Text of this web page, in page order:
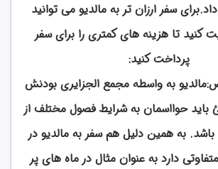
سفر ارزان تر به مالدیو می توانید
کنید تا هزینه های کمتری را برای سفر
پرداخت کنید:
به واسطه مجمع الجزایری بودنش
حوااسمان به شرایط فصول مختلف از
به همین دلیل هم سفر به مالدیو در
دارد به عنوان مثال در ماه های پر